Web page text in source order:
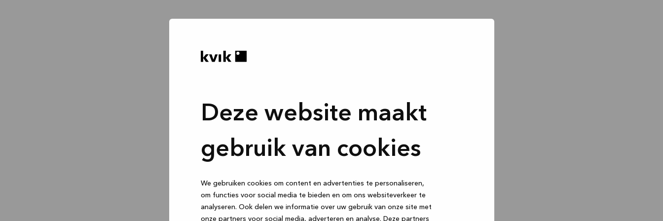
Deze website maakt
gebruik van cookies
We gebruiken cookies om content en advertenties te personaliseren,
om functies voor social media te bieden en om ons websiteverkeer te
analyseren. Ook delen we informatie over uw gebruik van onze site met
onze partners voor social media, adverteren en analyse. Deze partners